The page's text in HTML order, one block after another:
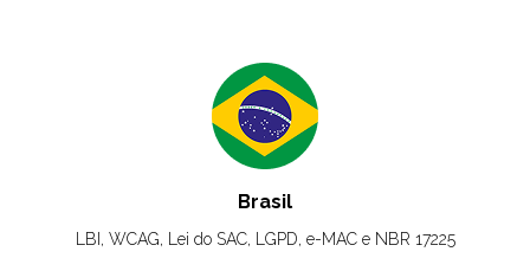
Brasil
LBI, WCAG, Lei do SAC, LGPD, e-MAC e NBR 17225